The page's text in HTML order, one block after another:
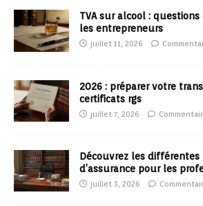
TVA sur alcool :
les entrepreneurs
juillet 11, 2026
2026 : préparer votre
certificats rgs
juillet 7, 2026
Découvrez les
d’assurance pour les
juillet 3, 2026